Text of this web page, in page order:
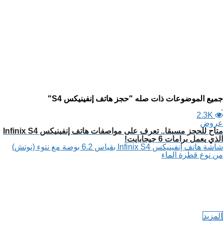
جميع الموضوعات ذات صله "حجز هاتف إنفينيكس S4"
2.3K
عروض
متاح للحجز مسبقا.. تعرف على مواصفات هاتف إنفينيكس Infinix S4
الذي يعمل برامات 6 جيجابايت!
شاشة هاتف إنفينيكس Infinix S4 بقياس 6.2 بوصة مع نتوء (نوتش)
من نوع قطرة الماء
المزيد